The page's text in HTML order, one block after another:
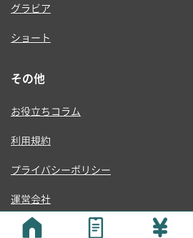
グラビア
ショート
その他
お役立ちコラム
利用規約
プライバシーポリシー
運営会社